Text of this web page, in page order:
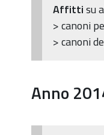
Affittisu
> canoni
> canoni
Anno